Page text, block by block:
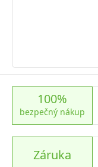
100%
bezpečný nákup
Záruka